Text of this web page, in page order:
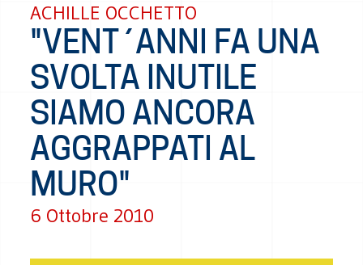
ACHILLE OCCHETTO
"VENT´ANNI FA UNA
SVOLTA INUTILE
SIAMO ANCORA
AGGRAPPATI AL
MURO"
6 Ottobre 2010